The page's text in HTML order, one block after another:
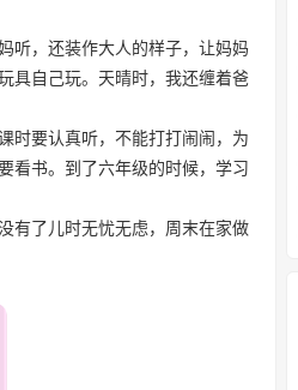
，还装作大人的样子，让妈妈
具自己玩。天晴时，我还缠着爸
要认真听，不能打打闹闹，为
看书。到了六年级的时候，学习
了儿时无忧无虑，周末在家做